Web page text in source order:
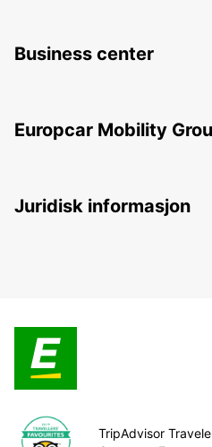
Business center
Europcar Mobility
Juridisk informasjon
TripAdvisor